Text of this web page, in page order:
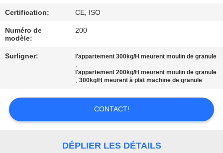
DE
LA
QUALITÉ
NOUVELLES
Certification: CE, ISO
Numéro de
modèle:
200
Surligner: l'appartement 300kg/H meurent moulin de granule
,
l'appartement 200kg/H meurent moulin de granule
,300kg/H meurent à plat machine de granule
CONTACT!
DÉPLIER LES DÉTAILS